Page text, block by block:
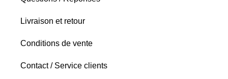
Livraison et retour
Conditions de vente
Contact / Service clients